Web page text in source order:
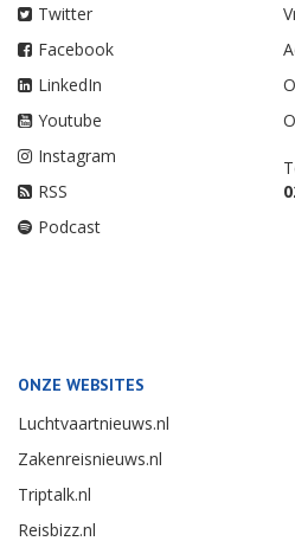
Twitter
Facebook
LinkedIn
Youtube
Instagram
RSS
Podcast
ONZE WEBSITES
Luchtvaartnieuws.nl
Zakenreisnieuws.nl
Triptalk.nl
Reisbizz.nl